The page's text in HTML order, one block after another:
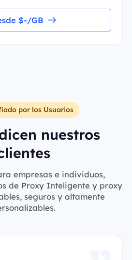
$-/GB
por los Usuarios
nuestros
empresas e individuos,
de Proxy Inteligente y proxy
seguros y altamente